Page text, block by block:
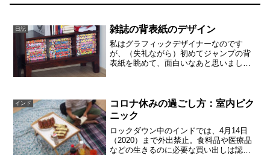
日記 雑誌の背表紙のデザイン
私はグラフィックデザイナーなのです
が、（失礼ながら）初めてジャンプの背
表紙を眺めて、面白いなあと思いまし
ちがいます。52号と...
インド
コロナ休みの過ごし方：室内ピク
ニック
ロックダウン中のインドでは、4月14日
（2020）まで外出禁止。食料品や医療品
などの生きるのに必要な買い出しは認め